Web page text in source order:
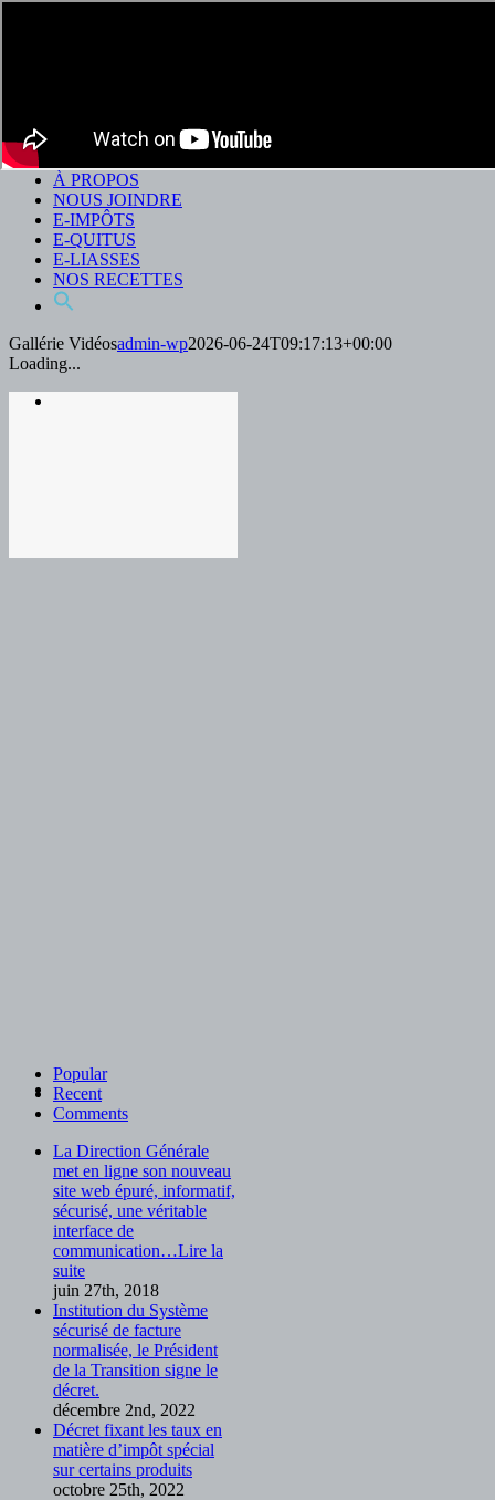
CHARTE DU CONTRIBUABLE
À PROPOS
NOUS JOINDRE
E-IMPÔTS
E-QUITUS
E-LIASSES
NOS RECETTES
Gallérie Vidéosadmin-wp2026-06-24T09:17:13+00:00
Loading...
Popular
Recent
Comments
La Direction Générale
met en ligne son nouveau
site web épuré, informatif,
sécurisé, une véritable
interface de
communication…Lire la
suite
juin 27th, 2018
Institution du Système
sécurisé de facture
normalisée, le Président
de la Transition signe le
décret.
décembre 2nd, 2022
Décret fixant les taux en
matière d’impôt spécial
sur certains produits
octobre 25th, 2022